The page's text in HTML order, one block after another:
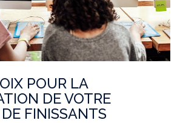
POUR LA
DE VOTRE
FINISSANTS